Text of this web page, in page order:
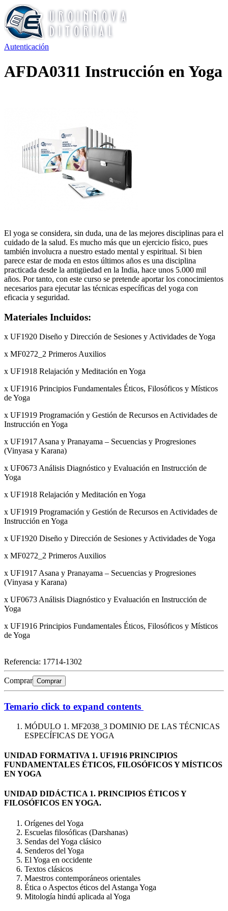
Autenticación
AFDA0311 Instrucción en Yoga
El yoga se considera, sin duda, una de las mejores disciplinas para el
cuidado de la salud. Es mucho más que un ejercicio físico, pues
también involucra a nuestro estado mental y espiritual. Si bien
parece estar de moda en estos últimos años es una disciplina
practicada desde la antigüedad en la India, hace unos 5.000 mil
años. Por tanto, con este curso se pretende aportar los conocimientos
necesarios para ejecutar las técnicas específicas del yoga con
eficacia y seguridad.
Materiales Incluidos:
x UF1920 Diseño y Dirección de Sesiones y Actividades de Yoga
x MF0272_2 Primeros Auxilios
x UF1918 Relajación y Meditación en Yoga
x UF1916 Principios Fundamentales Éticos, Filosóficos y Místicos
de Yoga
x UF1919 Programación y Gestión de Recursos en Actividades de
Instrucción en Yoga
x UF1917 Asana y Pranayama – Secuencias y Progresiones
(Vinyasa y Karana)
x UF0673 Análisis Diagnóstico y Evaluación en Instrucción de
Yoga
x UF1918 Relajación y Meditación en Yoga
x UF1919 Programación y Gestión de Recursos en Actividades de
Instrucción en Yoga
x UF1920 Diseño y Dirección de Sesiones y Actividades de Yoga
x MF0272_2 Primeros Auxilios
x UF1917 Asana y Pranayama – Secuencias y Progresiones
(Vinyasa y Karana)
x UF0673 Análisis Diagnóstico y Evaluación en Instrucción de
Yoga
x UF1916 Principios Fundamentales Éticos, Filosóficos y Místicos
de Yoga
Referencia: 17714-1302
Comprar Comprar
Temario click to expand contents
MÓDULO 1. MF2038_3 DOMINIO DE LAS TÉCNICAS
ESPECÍFICAS DE YOGA
UNIDAD FORMATIVA 1. UF1916 PRINCIPIOS
FUNDAMENTALES ÉTICOS, FILOSÓFICOS Y MÍSTICOS
EN YOGA
UNIDAD DIDÁCTICA 1. PRINCIPIOS ÉTICOS Y
FILOSÓFICOS EN YOGA.
Orígenes del Yoga
Escuelas filosóficas (Darshanas)
Sendas del Yoga clásico
Senderos del Yoga
El Yoga en occidente
Textos clásicos
Maestros contemporáneos orientales
Ética o Aspectos éticos del Astanga Yoga
Mitología hindú aplicada al Yoga